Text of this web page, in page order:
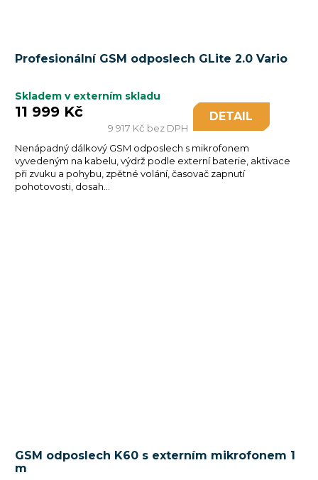
Profesionální GSM odposlech GLite 2.0 Vario
Skladem v externím skladu
9 917 Kč bez DPH
11 999 Kč DETAIL
Nenápadný dálkový GSM odposlech s mikrofonem
vyvedeným na kabelu, výdrž podle externí baterie, aktivace
při zvuku a pohybu, zpětné volání, časovač zapnutí
pohotovosti, dosah...
GSM odposlech K60 s externím mikrofonem 1
m